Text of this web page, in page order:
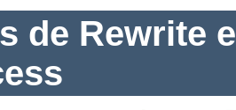
de Rewrite